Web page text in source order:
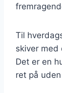
Til
skiver med
Det er en
ret på